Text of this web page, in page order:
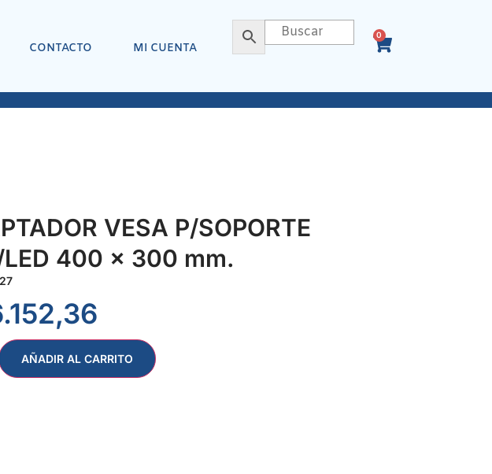
CONTACTO MI CUENTA
0
VESA P/SOPORTE
LED 400 x 300 mm.
AÑADIR AL CARRITO